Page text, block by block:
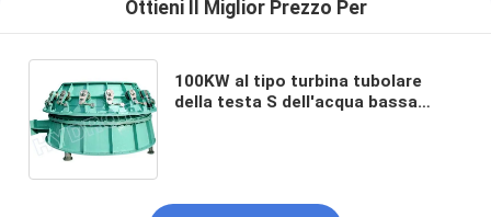
Ottieni Il Miglior Prezzo Per
100KW al tipo turbina tubolare
della testa S dell'acqua bassa